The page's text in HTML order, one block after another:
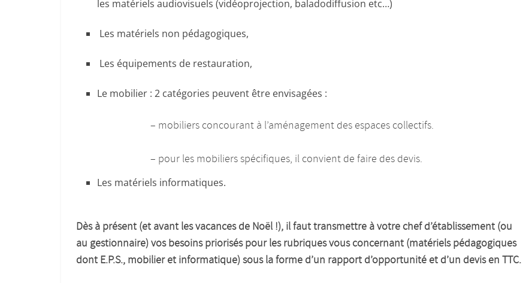
les matériels audiovisuels (vidéoprojection, baladodiffusion etc…)
Les matériels non pédagogiques,
Les équipements de restauration,
Le mobilier : 2 catégories peuvent être envisagées :
– mobiliers concourant à l’aménagement des espaces collectifs.
– pour les mobiliers spécifiques, il convient de faire des devis.
Les matériels informatiques.
Dès à présent (et avant les vacances de Noël !), il faut transmettre à votre chef d’établissement (ou
au gestionnaire) vos besoins priorisés pour les rubriques vous concernant (matériels pédagogiques
dont E.P.S., mobilier et informatique) sous la forme d’un rapport d’opportunité et d’un devis en TTC.